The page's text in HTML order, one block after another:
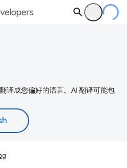
译成您偏好的语言。AI 翻译可能包